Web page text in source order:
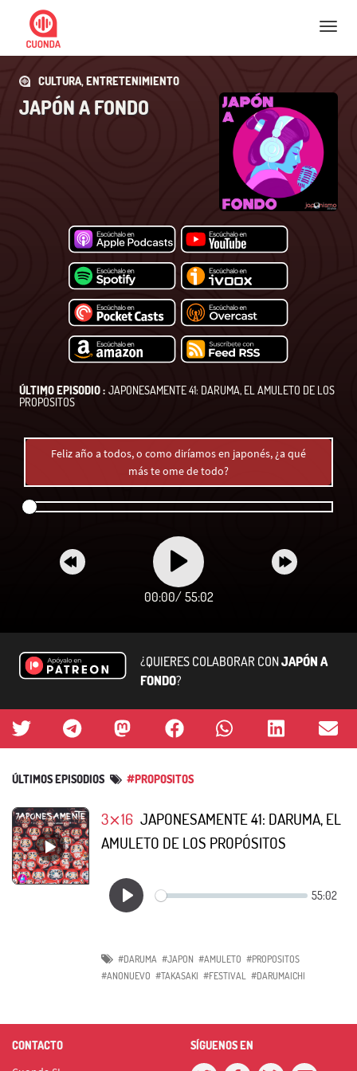
Nav
CULTURA, ENTRETENIMIENTO
JAPÓN A FONDO
ÚLTIMO EPISODIO : JAPONESAMENTE 41: DARUMA, EL AMULETO DE LOS
PROPÓSITOS
Feliz año a todos, o como diríamos en japonés, ¿a qué
más te ome de todo?
00:00/ 55:02
¿QUIERES COLABORAR CONJAPÓN A
FONDO?
ÚLTIMOS EPISODIOS #PROPOSITOS
3⨯16 JAPONESAMENTE 41: DARUMA, EL
AMULETO DE LOS PROPÓSITOS
#DARUMA #JAPON #AMULETO #PROPOSITOS
#ANONUEVO #TAKASAKI #FESTIVAL #DARUMAICHI
CONTACTO SÍGUENOS EN